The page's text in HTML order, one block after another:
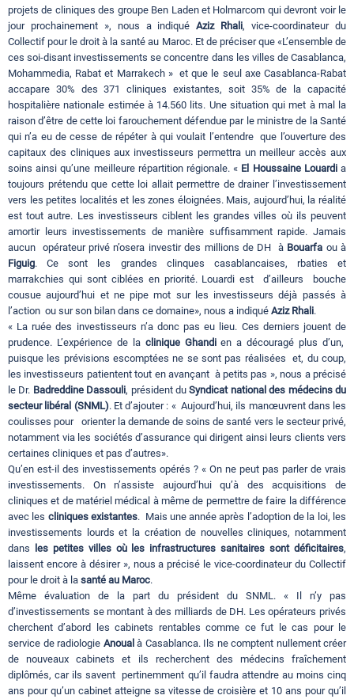
projets de cliniques des groupe Ben Laden et Holmarcom qui devront voir le
jour prochainement », nous a indiquéAziz Rhali, vice-coordinateur du
Collectif pour le droit à la santé au Maroc. Et de préciser que «L’ensemble de
ces soi-disant investissements se concentre dans les villes de Casablanca,
Mohammedia, Rabat et Marrakech » et que le seul axe Casablanca-Rabat
accapare 30% des 371 cliniques existantes, soit 35% de la capacité
hospitalière nationale estimée à 14.560 lits. Une situation qui met à mal la
raison d’être de cette loi farouchement défendue par le ministre de la Santé
qui n’a eu de cesse de répéter à qui voulait l’entendre que l’ouverture des
capitaux des cliniques aux investisseurs permettra un meilleur accès aux
soins ainsi qu’une meilleure répartition régionale. « El Houssaine Louardia
toujours prétendu que cette loi allait permettre de drainer l’investissement
vers les petites localités et les zones éloignées. Mais, aujourd’hui, la réalité
est tout autre. Les investisseurs ciblent les grandes villes où ils peuvent
amortir leurs investissements de manière suffisamment rapide. Jamais
aucun opérateur privé n’osera investir des millions de DH à Bouarfa ou à
Figuig. Ce sont les grandes clinques casablancaises, rbaties et
marrakchies qui sont ciblées en priorité. Louardi est d’ailleurs bouche
cousue aujourd’hui et ne pipe mot sur les investisseurs déjà passés à
l’action ou sur son bilan dans ce domaine», nous a indiqué Aziz Rhali.
« La ruée des investisseurs n’a donc pas eu lieu. Ces derniers jouent de
prudence. L’expérience de la clinique Ghandien a découragé plus d’un,
puisque les prévisions escomptées ne se sont pas réalisées et, du coup,
les investisseurs patientent tout en avançant à petits pas », nous a précisé
le Dr. Badreddine Dassouli, président duSyndicat national des médecins du
secteur libéral (SNML). Et d’ajouter : « Aujourd’hui, ils manœuvrent dans les
coulisses pour orienter la demande de soins de santé vers le secteur privé,
notamment via les sociétés d’assurance qui dirigent ainsi leurs clients vers
certaines cliniques et pas d’autres».
Qu’en est-il des investissements opérés ? « On ne peut pas parler de vrais
investissements. On n’assiste aujourd’hui qu’à des acquisitions de
cliniques et de matériel médical à même de permettre de faire la différence
avec les cliniques existantes. Mais une année après l’adoption de la loi, les
investissements lourds et la création de nouvelles cliniques, notamment
dans
les petites villes où les infrastructures sanitaires sont déficitaires,
laissent encore à désirer », nous a précisé le vice-coordinateur du Collectif
pour le droit à la santé au Maroc.
Même évaluation de la part du président du SNML. « Il n’y pas
d’investissements se montant à des milliards de DH. Les opérateurs privés
cherchent d’abord les cabinets rentables comme ce fut le cas pour le
service de radiologie Anoual à Casablanca. Ils ne comptent nullement créer
de nouveaux cabinets et ils recherchent des médecins fraîchement
diplômés, car ils savent pertinemment qu’il faudra attendre au moins cinq
ans pour qu’un cabinet atteigne sa vitesse de croisière et 10 ans pour qu’il